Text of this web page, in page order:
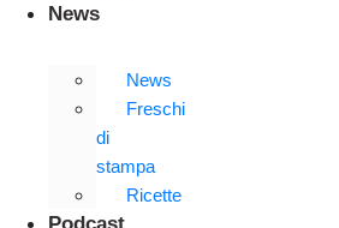
News
News
Freschi
di
stampa
Ricette